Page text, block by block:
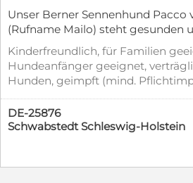
Unser Berner Sennenhund Pacco
(Rufname Mailo) steht gesunden
zuchttauglichen Hündinnen als
Verfügung. Mailo ist ein typvoller,
harmonisch aufgebauter Berner
einem freundlichen,
überzeugt nicht nur durch sein
Erscheinungsbild und seine
vor allem durch seinen liebevollen
menschenbezogen,
Kinderfreundlich, für Familien
Hundeanfänger geeignet,
Hunden, geimpft (mind.
entwurmt, gechipt, mit EU-
Stubenrein
DE-25876
Schwabstedt Schleswig-Holstein